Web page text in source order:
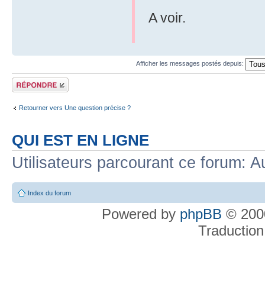
A voir.
Afficher les messages postés depuis:
Répondre
Retourner vers Une question précise ?
QUI EST EN LIGNE
Utilisateurs parcourant ce forum:
Index du forum
Powered by phpBB ©